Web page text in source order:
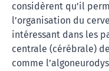
considèrent qu’il
l’organisation du
intéressant dans les
centrale (cérébrale)
comme